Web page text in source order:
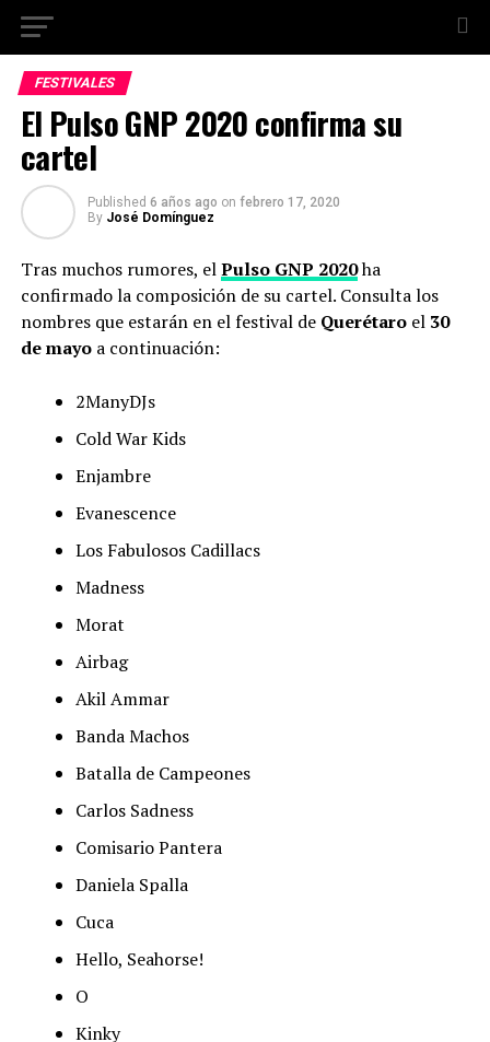
FESTIVALES
El Pulso GNP 2020 confirma su
cartel
Published 6 años ago on febrero 17, 2020
By José Domínguez
Tras muchos rumores, elPulso GNP 2020ha
confirmado la composición de su cartel. Consulta los
nombres que estarán en el festival de Querétaroel 30
de mayoa continuación:
2ManyDJs
Cold War Kids
Enjambre
Evanescence
Los Fabulosos Cadillacs
Madness
Morat
Airbag
Akil Ammar
Banda Machos
Batalla de Campeones
Carlos Sadness
Comisario Pantera
Daniela Spalla
Cuca
Hello, Seahorse!
O
Kinky